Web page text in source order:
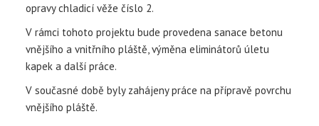
opravy chladicí věže číslo 2.
V rámci tohoto projektu bude provedena sanace betonu
vnějšího a vnitřního pláště, výměna eliminátorů úletu
kapek a další práce.
V současné době byly zahájeny práce na přípravě povrchu
vnějšího pláště.